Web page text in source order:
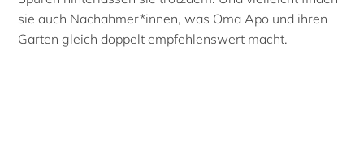
sie auch Nachahmer*innen, was Oma Apo und ihren
Garten gleich doppelt empfehlenswert macht.